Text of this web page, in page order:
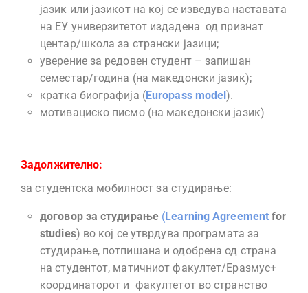
јазик или јазикот на кој се изведува наставата
на ЕУ универзитетот издадена од признат
центар/школа за странски јазици;
уверение за редовен студент – запишан
семестар/година (на македонски јазик);
кратка биографија (Europassmodel).
мотивациско писмо (на македонски јазик)
Задолжително:
за студентска мобилност за студирање:
договор за студирање (Learning Agreement for
studies) во кој се утврдува програмата за
студирање, потпишана и одобрена од страна
на студентот, матичниот факултет/Еразмус+
координаторот и факултетот во странство